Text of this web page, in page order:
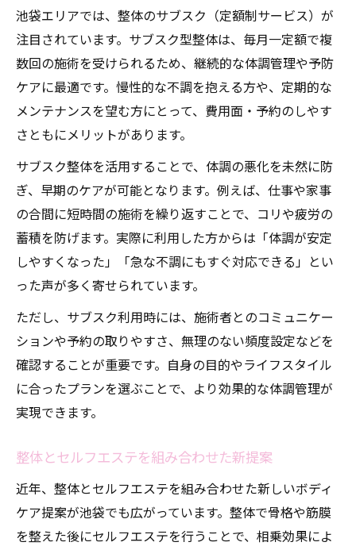
池袋エリアでは、整体のサブスク（定額制サービス）が
注目されています。サブスク型整体は、毎月一定額で複
数回の施術を受けられるため、継続的な体調管理や予防
ケアに最適です。慢性的な不調を抱える方や、定期的な
メンテナンスを望む方にとって、費用面・予約のしやす
さともにメリットがあります。
サブスク整体を活用することで、体調の悪化を未然に防
ぎ、早期のケアが可能となります。例えば、仕事や家事
の合間に短時間の施術を繰り返すことで、コリや疲労の
蓄積を防げます。実際に利用した方からは「体調が安定
しやすくなった」「急な不調にもすぐ対応できる」とい
った声が多く寄せられています。
ただし、サブスク利用時には、施術者とのコミュニケー
ションや予約の取りやすさ、無理のない頻度設定などを
確認することが重要です。自身の目的やライフスタイル
に合ったプランを選ぶことで、より効果的な体調管理が
実現できます。
整体とセルフエステを組み合わせた新提案
近年、整体とセルフエステを組み合わせた新しいボディ
ケア提案が池袋でも広がっています。整体で骨格や筋膜
を整えた後にセルフエステを行うことで、相乗効果によ